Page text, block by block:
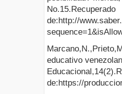
No.15.Recuperado
de:http://
educativo
de:https://